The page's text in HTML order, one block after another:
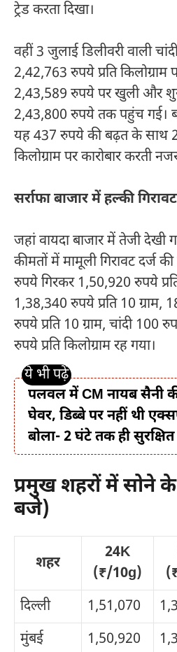
ट्रेड करता दिखा।
वहीं 3 जुलाई डिलीवरी वाली
2,42,763 रुपये प्रति
2,43,589 रुपये पर खुली और
2,43,800 रुपये तक पहुंच गई।
यह 437 रुपये की बढ़त के साथ
किलोग्राम पर कारोबार करती
सर्राफा बाजार में हल्की गिरावट
जहां वायदा बाजार में तेजी देखी
कीमतों में मामूली गिरावट दर्ज
रुपये गिरकर 1,50,920 रुपये
1,38,340 रुपये प्रति 10 ग्राम,
रुपये प्रति 10 ग्राम, चांदी 100
रुपये प्रति किलोग्राम रह गया।
पलवल में CM नायब सैनी
घेवर, डिब्बे पर नहीं थी
बोला- 2 घंटे तक ही सुरक्षित
प्रमुख शहरों में सोने
बजे)
शहर
24K
(₹/10g)
दिल्ली
1,51,070
मुंबई
1,50,920